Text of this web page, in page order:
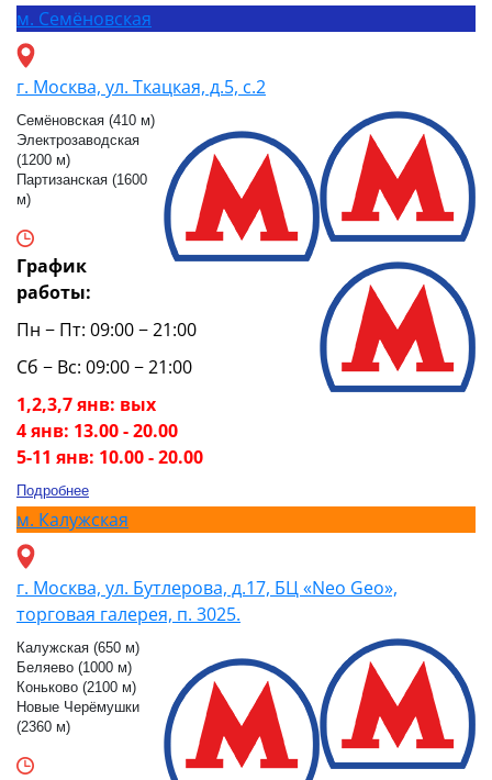
м. Семёновская
г. Москва, ул. Ткацкая, д.5, с.2
Семёновская (410 м)
Электрозаводская
(1200 м)
Партизанская (1600
м)
График
работы:
Пн − Пт: 09:00 − 21:00
Сб − Вс: 09:00 − 21:00
1,2,3,7 янв: вых
4 янв: 13.00 - 20.00
5-11 янв: 10.00 - 20.00
Подробнее
м. Калужская
г. Москва, ул. Бутлерова, д.17, БЦ «Neo Geo»,
торговая галерея, п. 3025.
Калужская (650 м)
Беляево (1000 м)
Коньково (2100 м)
Новые Черёмушки
(2360 м)